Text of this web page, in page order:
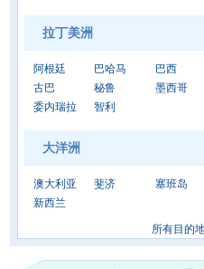
拉丁美洲
阿根廷 巴哈马
巴西
古巴
秘鲁
墨西哥
委内瑞拉
智利
大洋洲
澳大利亚 斐济
塞班岛
新西兰
所有目的